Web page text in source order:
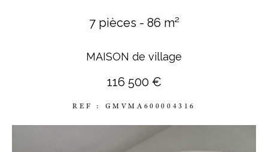
7 pièces - 86 m²
MAISON de village
116 500 €
REF : GMVMA600004316